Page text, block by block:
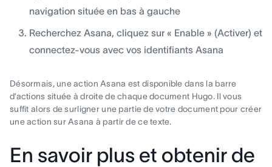
navigation située en bas à gauche
Recherchez Asana, cliquez sur « Enable » (Activer) et
connectez-vous avec vos identifiants Asana
Désormais, une action Asana est disponible dans la barre
d’actions située à droite de chaque document Hugo. Il vous
suffit alors de surligner une partie de votre document pour créer
une action sur Asana à partir de ce texte.
En savoir plus et obtenir de